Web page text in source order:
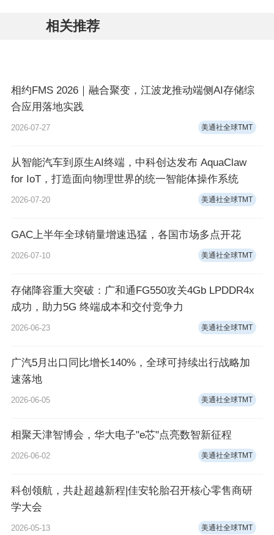
相关推荐
相约FMS 2026｜融合聚变，江波龙推动端侧AI存储综
合应用落地实践
2026-07-27 美通社全球TMT
从智能汽车到原生AI终端，中科创达发布 AquaClaw
for IoT，打造面向物理世界的统一智能体操作系统
2026-07-20 美通社全球TMT
GAC上半年全球销量增速迅猛，各国市场多点开花
2026-07-10 美通社全球TMT
存储降容重大突破：广和通FG550攻关4Gb LPDDR4x
成功，助力5G 终端成本和交付竞争力
2026-06-23 美通社全球TMT
广汽5月出口同比增长140%，全球可持续出行战略加
速落地
2026-06-05 美通社全球TMT
相聚天津智博会，华大电子"e芯"点亮数智新征程
2026-06-02 美通社全球TMT
科创领航，共赴超越新程|佳安轮胎召开核心零售商研
学大会
2026-05-13 美通社全球TMT